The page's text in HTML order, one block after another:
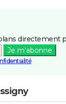
directement
Je m'abonne